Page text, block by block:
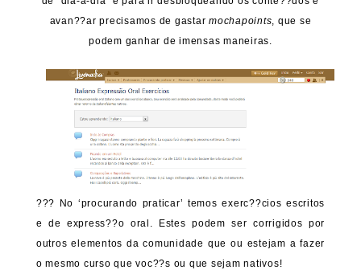
avan??ar precisamos de gastarmochapoints , que se
podem ganhar de imensas maneiras.
??? No ‘procurando praticar’ temos exerc??cios escritos
e de express??o oral. Estes podem ser corrigidos por
outros elementos da comunidade que ou estejam a fazer
o mesmo curso que voc??s ou que sejam nativos!